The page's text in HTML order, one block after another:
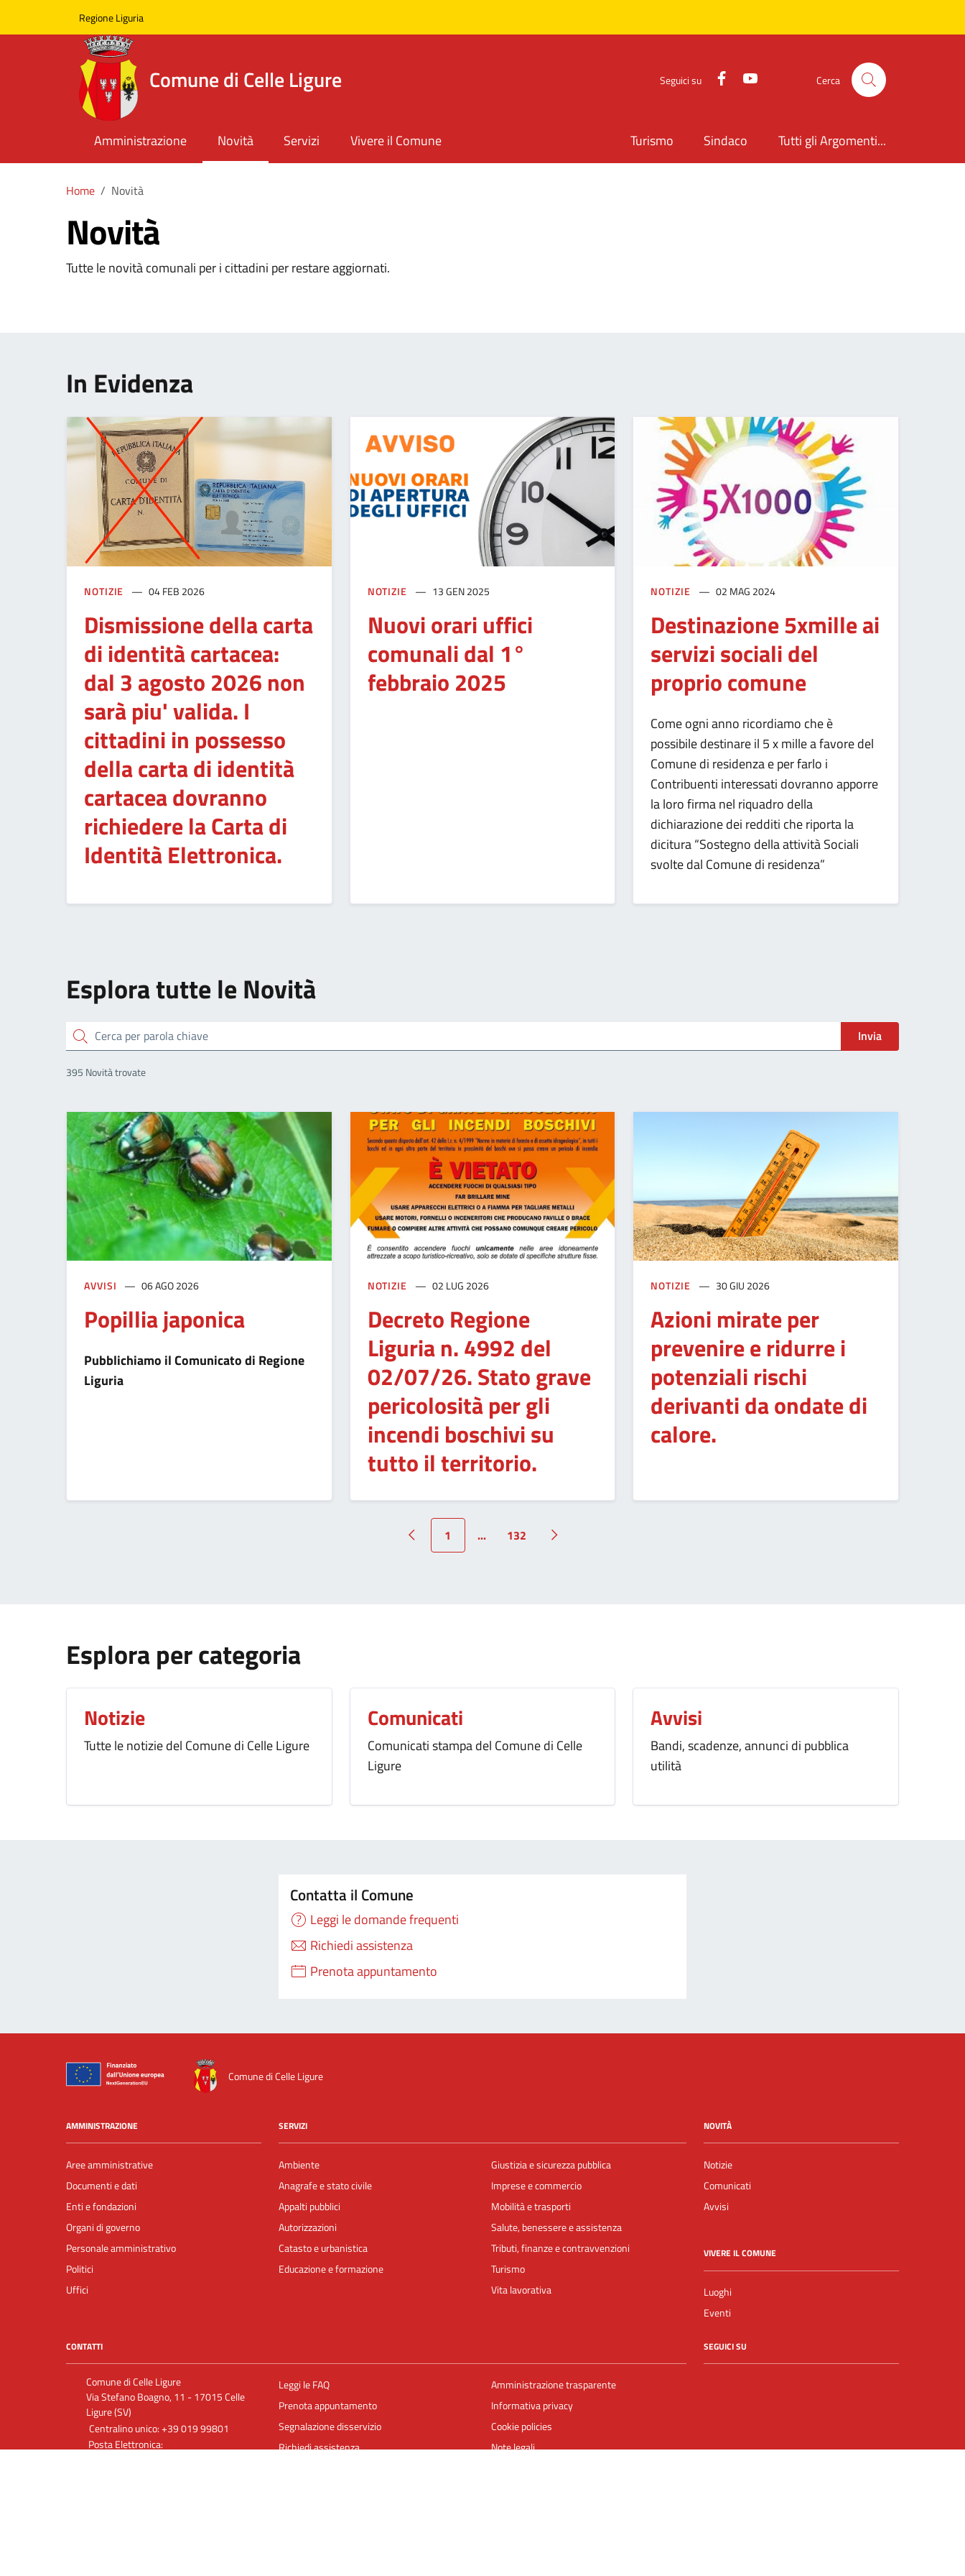
Regione Liguria
Comune di Celle Ligure Seguici su Facebook Cerca
Amministrazione Novità Servizi Vivere il Comune Turismo Sindaco Tutti gli Argomenti...
Home Novità
Novità
Tutte le novità comunali per i cittadini per restare aggiornati.
In Evidenza
NOTIZIE 04 FEB 2026
Dismissione della carta
di identità cartacea:
dal 3 agosto 2026 non
sarà piu' valida. I
cittadini in possesso
della carta di identità
cartacea dovranno
richiedere la Carta di
Identità Elettronica.
NOTIZIE 13 GEN 2025
Nuovi orari uffici
comunali dal 1°
febbraio 2025
NOTIZIE 02 MAG 2024
Destinazione 5xmille ai
servizi sociali del
proprio comune
Come ogni anno ricordiamo che è
possibile destinare il 5 x mille a favore del
Comune di residenza e per farlo i
Contribuenti interessati dovranno apporre
la loro firma nel riquadro della
dichiarazione dei redditi che riporta la
dicitura “Sostegno della attività Sociali
svolte dal Comune di residenza”
Esplora tutte le Novità
Cerca
Categoria
Categoria
Categoria
Categoria
View Invia
395 Novità trovate
AVVISI 06 AGO 2026
Popillia japonica
Pubblichiamo il Comunicato di Regione
Liguria
NOTIZIE 02 LUG 2026
Decreto Regione
Liguria n. 4992 del
02/07/26. Stato grave
pericolosità per gli
incendi boschivi su
tutto il territorio.
NOTIZIE 30 GIU 2026
Azioni mirate per
prevenire e ridurre i
potenziali rischi
derivanti da ondate di
calore.
1 ... 132
Esplora per categoria
Notizie
Tutte le notizie del Comune di Celle Ligure
Comunicati
Comunicati stampa del Comune di Celle
Ligure
Avvisi
Bandi, scadenze, annunci di pubblica
utilità
Contatta il Comune
Leggi le domande frequenti
Richiedi assistenza
Prenota appuntamento
Comune di Celle Ligure
AMMINISTRAZIONE
Aree amministrative
Documenti e dati
Enti e fondazioni
Organi di governo
Personale amministrativo
Politici
Uffici
SERVIZI
Ambiente
Anagrafe e stato civile
Appalti pubblici
Autorizzazioni
Catasto e urbanistica
Educazione e formazione
Giustizia e sicurezza pubblica
Imprese e commercio
Mobilità e trasporti
Salute, benessere e assistenza
Tributi, finanze e contravvenzioni
Turismo
Vita lavorativa
NOVITÀ
Notizie
Comunicati
Avvisi
VIVERE IL COMUNE
Luoghi
Eventi
CONTATTI
Comune di Celle Ligure
Via Stefano Boagno, 11 - 17015 Celle
Ligure (SV)
Centralino unico: +39 019 99801
Posta Elettronica:
Leggi le FAQ
Prenota appuntamento
Segnalazione disservizio
Richiedi assistenza
Amministrazione trasparente
Informativa privacy
Cookie policies
Note legali
SEGUICI SU